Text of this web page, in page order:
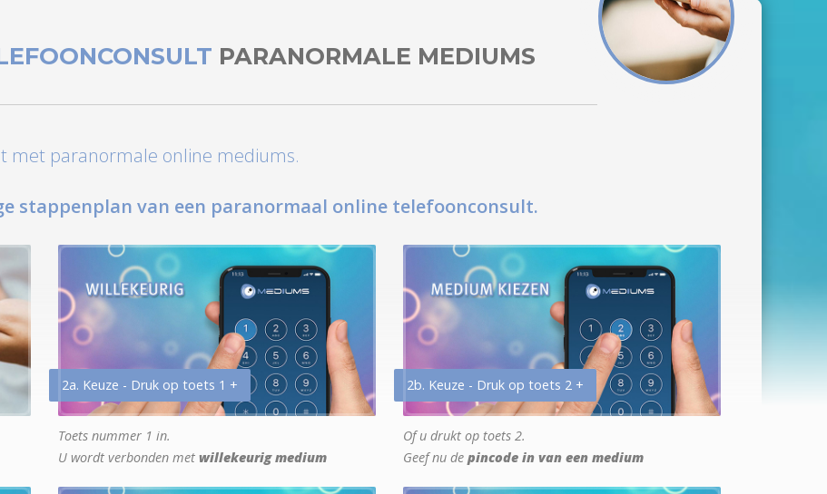
PARANORMALE MEDIUMS
met paranormale online mediums.
stappenplan van een paranormaal online telefoonconsult.
2a. Keuze - Druk op toets 1 +
Toets nummer 1 in.
U wordt verbonden met willekeurig medium
2b. Keuze - Druk op toets 2 +
Of u drukt op toets 2.
Geef nu de pincode in van een medium